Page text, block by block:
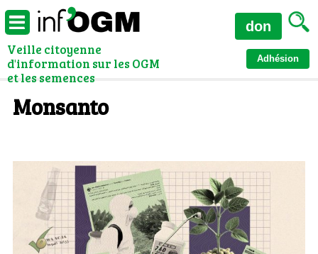
Veille citoyenne
d'information sur les OGM
et les semences
Adhésion
don
Monsanto